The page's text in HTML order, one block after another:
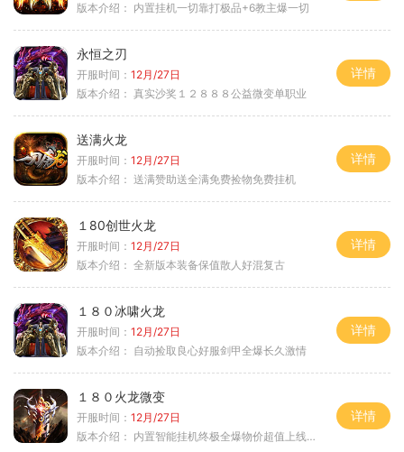
版本介绍： 内置挂机一切靠打极品+6教主爆一切
永恒之刃
开服时间： 12月/27日
版本介绍： 真实沙奖１２８８８公益微变单职业
详情
送满火龙
开服时间： 12月/27日
版本介绍： 送满赞助送全满免费捡物免费挂机
详情
１80创世火龙
开服时间： 12月/27日
版本介绍： 全新版本装备保值散人好混复古
详情
１８０冰啸火龙
开服时间： 12月/27日
版本介绍： 自动捡取良心好服剑甲全爆长久激情
详情
１８０火龙微变
开服时间： 12月/27日
版本介绍： 内置智能挂机终极全爆物价超值上线送神器
详情